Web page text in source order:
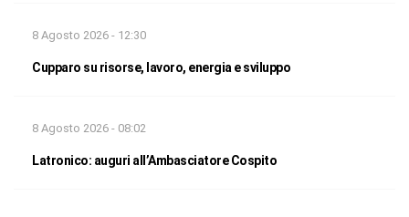
8 Agosto 2026 - 12:30
Cupparo su risorse, lavoro, energia e sviluppo
8 Agosto 2026 - 08:02
Latronico: auguri all’Ambasciatore Cospito